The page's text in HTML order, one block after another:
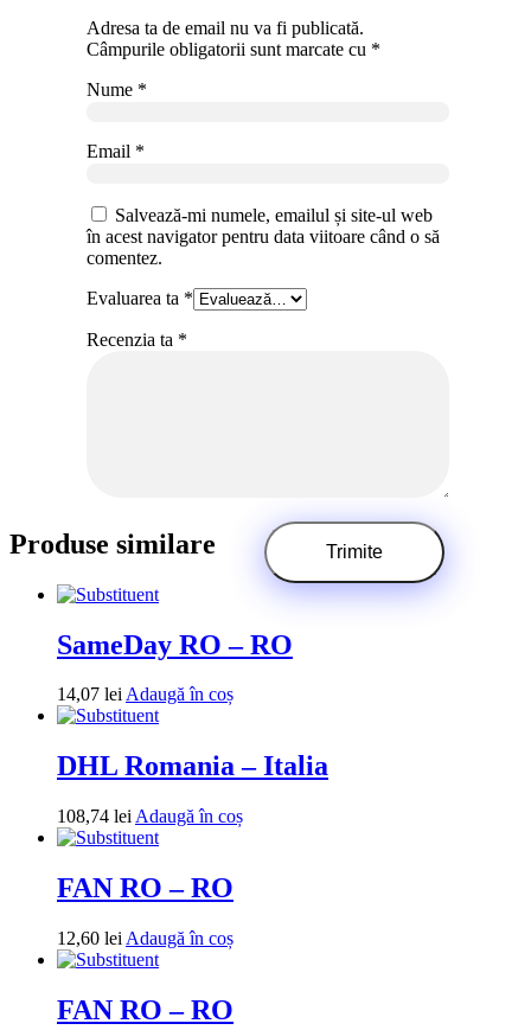
Adresa ta de email nu va fi publicată.
Câmpurile obligatorii sunt marcate cu *
Nume *
Email *
Salvează-mi numele, emailul și site-ul web
în acest navigator pentru data viitoare când o să
comentez.
Evaluarea ta *
Recenzia ta *
Produse similare
SameDay RO – RO
14,07 leiAdaugă în coș
DHL Romania – Italia
108,74 lei Adaugă în coș
FAN RO – RO
12,60 lei Adaugă în coș
FAN RO – RO